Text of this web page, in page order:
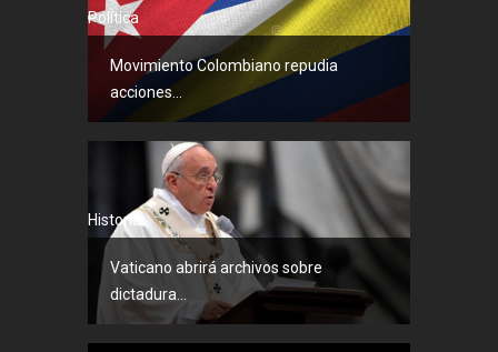
Política
Movimiento Colombiano repudia
acciones...
Historia
Vaticano abrirá archivos sobre
dictadura...